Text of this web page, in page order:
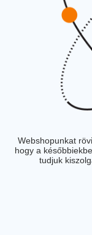
Webshopunkat
hogy a
tudjuk